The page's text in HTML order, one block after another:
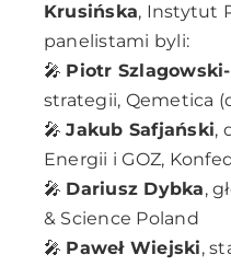
Krusińska, Instytut
panelistami byli:
🎤 Piotr
strategii, Qemetica
🎤Jakub Safjański,
Energii i GOZ,
🎤 Dariusz Dybka,
& Science Poland
🎤 Paweł Wiejski,